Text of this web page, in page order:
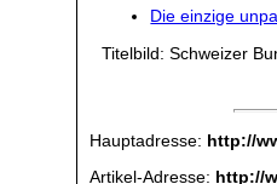
Die einzige
Titelbild: Schweizer
Hauptadresse: http://
Artikel-Adresse: http://